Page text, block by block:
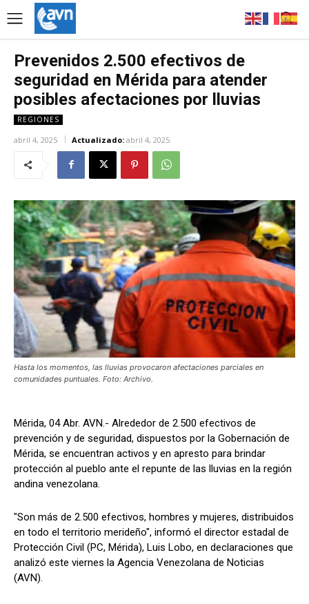
Prevenidos 2.500 efectivos de
seguridad en Mérida para atender
posibles afectaciones por lluvias
REGIONES
abril 4, 2025 Actualizado: abril 4, 2025
Hasta los momentos, las lluvias provocaron afectaciones parciales en
comunidades puntuales. Foto: Archivo.
Mérida, 04 Abr. AVN.- Alrededor de 2.500 efectivos de
prevención y de seguridad, dispuestos por la Gobernación de
Mérida, se encuentran activos y en apresto para brindar
protección al pueblo ante el repunte de las lluvias en la región
andina venezolana.
"Son más de 2.500 efectivos, hombres y mujeres, distribuidos
en todo el territorio merideño", informó el director estadal de
Protección Civil (PC, Mérida), Luis Lobo, en declaraciones que
analizó este viernes la Agencia Venezolana de Noticias
(AVN).